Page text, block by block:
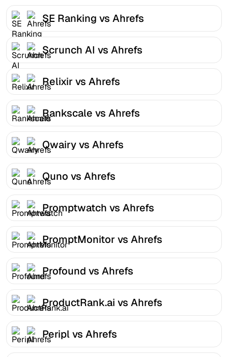
SE Ranking vs Ahrefs
Scrunch AI vs Ahrefs
Relixir vs Ahrefs
Rankscale vs Ahrefs
Qwairy vs Ahrefs
Quno vs Ahrefs
Promptwatch vs Ahrefs
PromptMonitor vs Ahrefs
Profound vs Ahrefs
ProductRank.ai vs Ahrefs
Peripl vs Ahrefs